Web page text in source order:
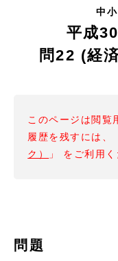
中
平成
問22 (経
このページは閲覧
履歴を残すには、
ク）
」 をご利用く
問題